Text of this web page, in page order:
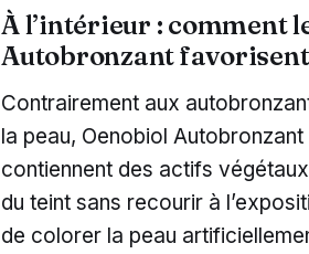
À l’intérieur : comment
Autobronzant
Contrairement aux
la peau, Oenobiol
contiennent des actifs
du teint sans recourir à
de colorer la peau